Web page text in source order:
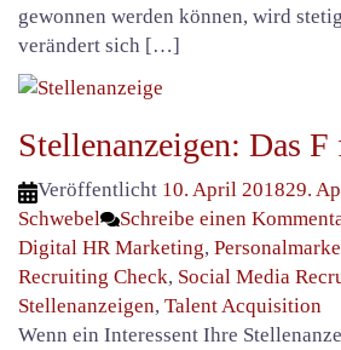
gewonnen werden können, wird
verändert sich […]
Stellenanzeigen: Das F
Veröffentlicht 10. April 201829.
Schwebel
Schreibe einen
Digital HR Marketing,
Recruiting Check, Social Media
Stellenanzeigen, Talent Acquisition
Wenn ein Interessent Ihre